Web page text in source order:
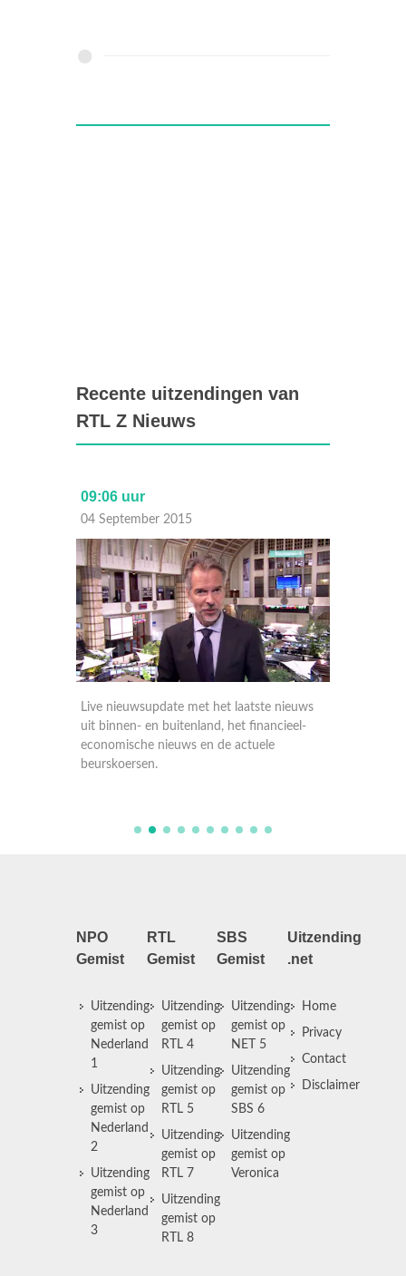
Recente uitzendingen van
RTL Z Nieuws
09:06 uur
04 September 2015
Live nieuwsupdate met het laatste nieuws
uit binnen- en buitenland, het financieel-
economische nieuws en de actuele
beurskoersen.
NPO
Gemist
Uitzending
gemist op
Nederland
1
Uitzending
gemist op
Nederland
2
Uitzending
gemist op
Nederland
3
RTL
Gemist
Uitzending
gemist op
RTL 4
Uitzending
gemist op
RTL 5
Uitzending
gemist op
RTL 7
Uitzending
gemist op
RTL 8
SBS
Gemist
Uitzending
gemist op
NET 5
Uitzending
gemist op
SBS 6
Uitzending
gemist op
Veronica
Uitzending
.net
Home
Privacy
Contact
Disclaimer